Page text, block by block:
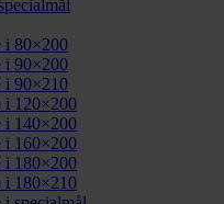
i 80×200
i 90×200
i 90×210
i 120×200
i 140×200
i 160×200
i 180×200
i 180×210